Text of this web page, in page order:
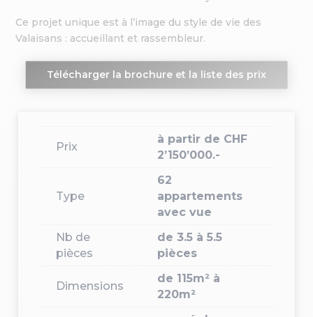
Ce projet unique est à l’image du style de vie des
Valaisans : accueillant et rassembleur.
Télécharger la brochure et la liste des prix
Prix
à partir de CHF
2’150’000.-
Type
62
appartements
avec vue
Nb de
pièces
de 3.5 à 5.5
pièces
Dimensions
de 115m² à
220m²